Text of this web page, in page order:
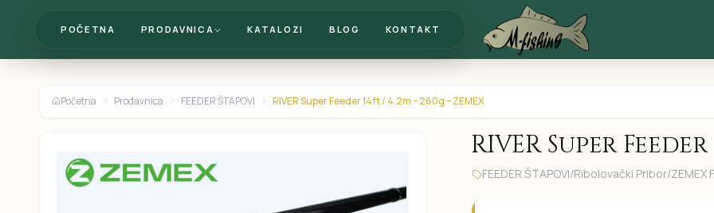
POČETNA PRODAVNICA KATALOZI BLOG KONTAKT
Početna Prodavnica FEEDER ŠTAPOVI RIVER Super Feeder 14ft / 4.2m – 260g – ZEMEX
RIVER Super
FEEDER ŠTAPOVI/Ribolovački Pribor/ZEMEX